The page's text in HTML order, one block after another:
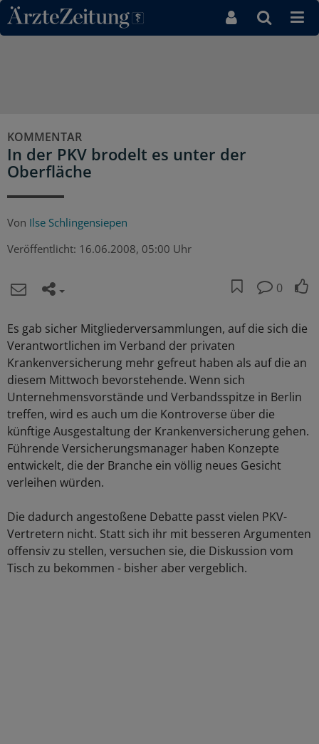
Direkt zum Inhaltsbereich
KOMMENTAR
In der PKV brodelt es unter der
Oberfläche
Von Ilse Schlingensiepen
Veröffentlicht: 16.06.2008, 05:00 Uhr
0
Es gab sicher Mitgliederversammlungen, auf die sich die
Verantwortlichen im Verband der privaten
Krankenversicherung mehr gefreut haben als auf die an
diesem Mittwoch bevorstehende. Wenn sich
Unternehmensvorstände und Verbandsspitze in Berlin
treffen, wird es auch um die Kontroverse über die
künftige Ausgestaltung der Krankenversicherung gehen.
Führende Versicherungsmanager haben Konzepte
entwickelt, die der Branche ein völlig neues Gesicht
verleihen würden.
Die dadurch angestoßene Debatte passt vielen PKV-
Vertretern nicht. Statt sich ihr mit besseren Argumenten
offensiv zu stellen, versuchen sie, die Diskussion vom
Tisch zu bekommen - bisher aber vergeblich.